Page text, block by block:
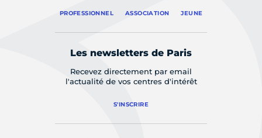
PROFESSIONNEL ASSOCIATION JEUNE
Les newsletters de Paris
Recevez directement par email
l'actualité de vos centres d'intérêt
S'INSCRIRE